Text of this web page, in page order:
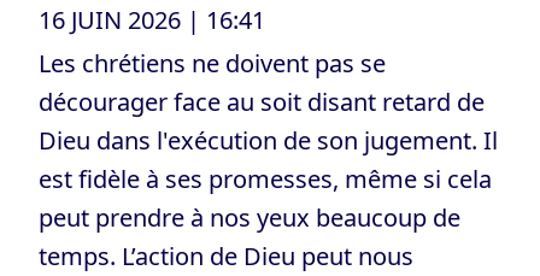
16 JUIN 2026 | 16:41
Les chrétiens ne doivent pas se
décourager face au soit disant retard de
Dieu dans l'exécution de son jugement. Il
est fidèle à ses promesses, même si cela
peut prendre à nos yeux beaucoup de
temps. L’action de Dieu peut nous